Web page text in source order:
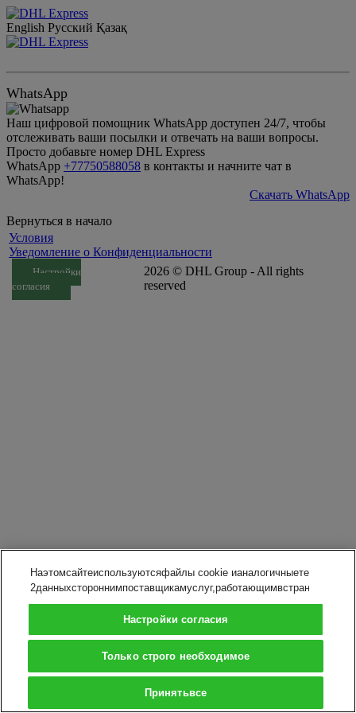
English Русский Қазақ
WhatsApp
Наш цифровой помощник WhatsApp доступен 24/7, чтобы
отслеживать ваши посылки и отвечать на ваши вопросы.
Просто добавьте номер DHL Express
WhatsApp +77750588058 в контакты и начните чат в
WhatsApp!
Скачать WhatsApp
Вернуться в начало
Условия
Уведомление o Конфиденциальности
Настройки
согласия
2026 © DHL Group - All rights
reserved
Наэтомсайтеиспользуютсяфайлы cookie
Настройки согласия
Только строго необходимое
Принятьвсе